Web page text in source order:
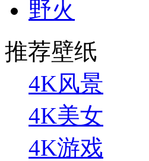
野火
推荐壁纸
4K风景
4K美女
4K游戏